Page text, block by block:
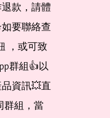
款，請體
要聯絡查
，或可致
群組👍以
資訊💥直
群組，當